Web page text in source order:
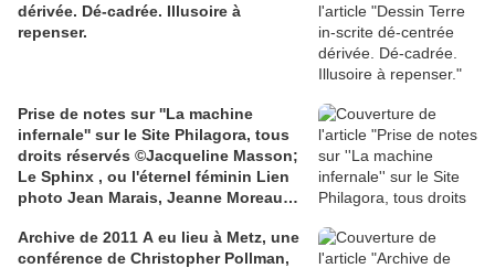
dérivée. Dé-cadrée. Illusoire à
repenser.
Prise de notes sur ''La machine
infernale'' sur le Site Philagora, tous
droits réservés ©Jacqueline Masson;
Le Sphinx , ou l'éternel féminin Lien
photo Jean Marais, Jeanne Moreau
Archive de 2011 A eu lieu à Metz, une
conférence de Christopher Pollman,